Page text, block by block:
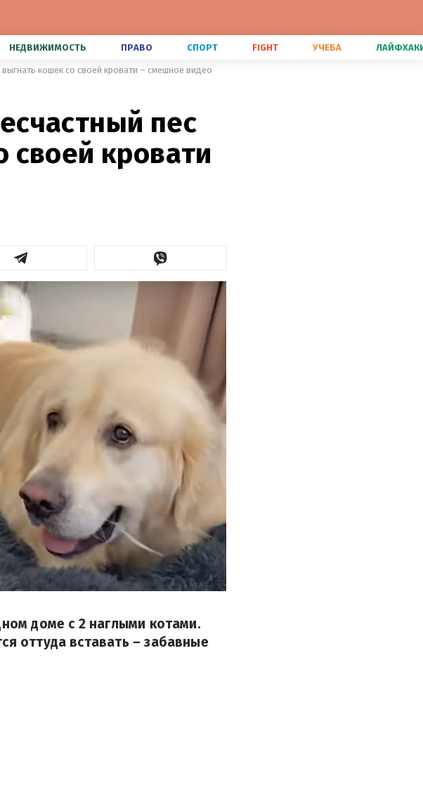
НЕДВИЖИМОСТЬ ПРАВО СПОРТ FIGHT УЧЕБА
кошек со своей кровати – смешное видео
пес
своей кровати
доме с 2 наглыми котами.
оттуда вставать – забавные